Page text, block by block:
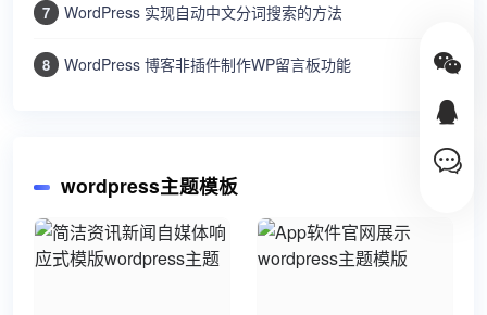
7 WordPress 实现自动中文分词搜索的方法
8 WordPress 博客非插件制作WP留言板功能
wordpress主题模板